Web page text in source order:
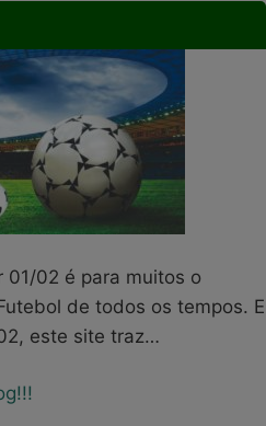
01/02 é para muitos o
de todos os tempos. E
este site traz…